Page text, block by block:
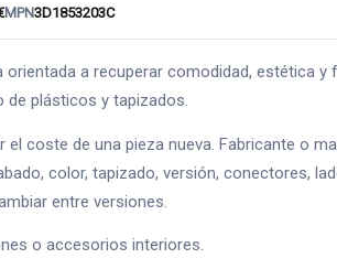
MPN3D1853203C
orientada a recuperar comodidad,
plásticos y tapizados.
coste de una pieza nueva. Fabricante o
color, tapizado, versión, conectores,
entre versiones.
o accesorios interiores.